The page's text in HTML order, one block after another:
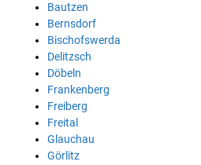
Bautzen
Bernsdorf
Bischofswerda
Delitzsch
Döbeln
Frankenberg
Freiberg
Freital
Glauchau
Görlitz